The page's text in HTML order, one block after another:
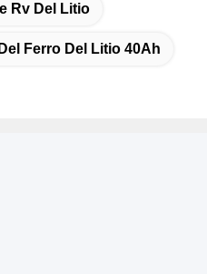
Rv Del Litio
Ferro Del Litio 40Ah